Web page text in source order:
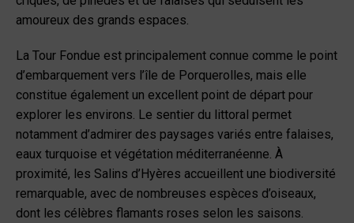
amoureux des grands espaces.
La Tour Fondue est principalement connue comme le point
d’embarquement vers l’île de Porquerolles, mais elle
constitue également un excellent point de départ pour
explorer les environs. Le sentier du littoral permet
notamment d’admirer des paysages variés entre falaises,
eaux turquoise et végétation méditerranéenne. À
proximité, les Salins d’Hyères accueillent une biodiversité
remarquable, avec de nombreuses espèces d’oiseaux,
dont les célèbres flamants roses selon les saisons.